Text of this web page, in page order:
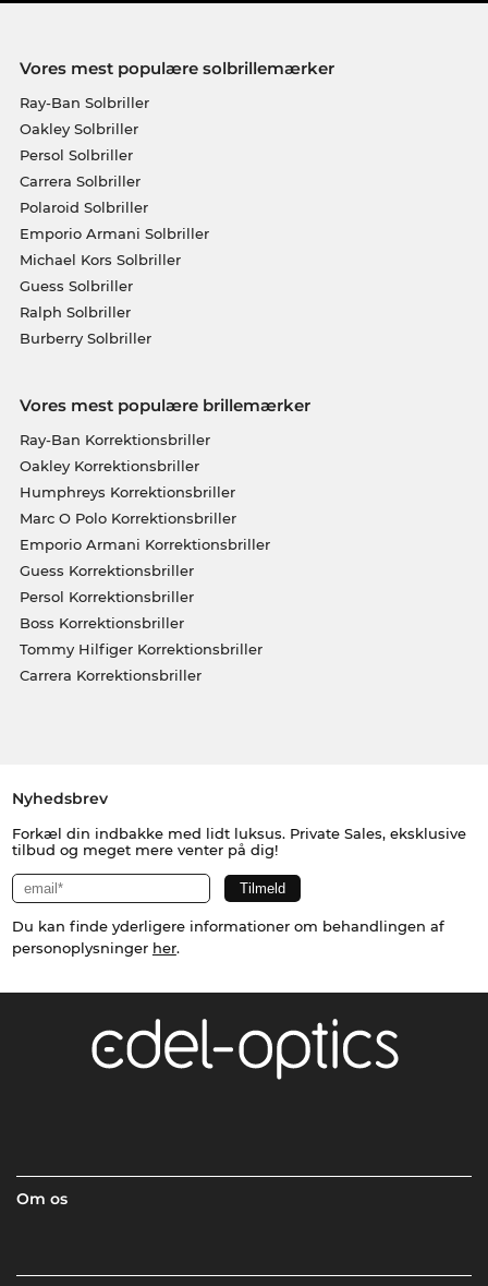
Vores mest populære solbrillemærker
Ray-Ban Solbriller
Oakley Solbriller
Persol Solbriller
Carrera Solbriller
Polaroid Solbriller
Emporio Armani Solbriller
Michael Kors Solbriller
Guess Solbriller
Ralph Solbriller
Burberry Solbriller
Vores mest populære brillemærker
Ray-Ban Korrektionsbriller
Oakley Korrektionsbriller
Humphreys Korrektionsbriller
Marc O Polo Korrektionsbriller
Emporio Armani Korrektionsbriller
Guess Korrektionsbriller
Persol Korrektionsbriller
Boss Korrektionsbriller
Tommy Hilfiger Korrektionsbriller
Carrera Korrektionsbriller
Nyhedsbrev
Forkæl din indbakke med lidt luksus. Private Sales, eksklusive
tilbud og meget mere venter på dig!
Du kan finde yderligere informationer om behandlingen af
personoplysninger her.
Om os